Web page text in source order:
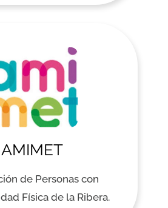
AMIMET
de Personas con
Física de la Ribera.